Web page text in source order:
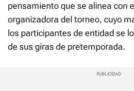
pensamiento que se alinea con
organizadora del torneo, cuyo
los participantes de entidad se
de sus giras de pretemporada.